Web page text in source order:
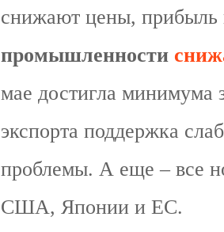
снижают цены, прибыль
промышленности
мае достигла минимума
экспорта поддержка
проблемы. А еще – все
США, Японии и ЕС.